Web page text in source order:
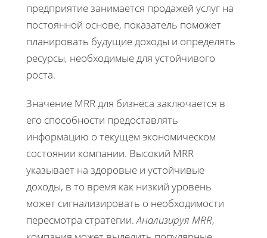
предприятие занимается продажей услуг на
постоянной основе, показатель поможет
планировать будущие доходы и определять
ресурсы, необходимые для устойчивого
роста.
Значение MRR для бизнеса заключается в
его способности предоставлять
информацию о текущем экономическом
состоянии компании. Высокий MRR
указывает на здоровые и устойчивые
доходы, в то время как низкий уровень
может сигнализировать о необходимости
пересмотра стратегии.Анализируя MRR,